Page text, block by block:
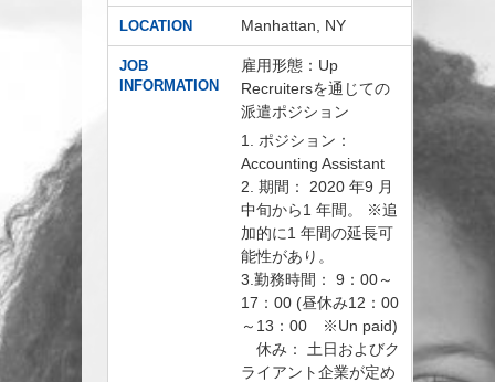
LOCATION Manhattan, NY
JOB
INFORMATION
雇用形態：Up
Recruitersを通じての
派遣ポジション
1. ポジション：
Accounting Assistant
2. 期間： 2020 年9 月
中旬から1 年間。 ※追
加的に1 年間の延長可
能性があり。
3.勤務時間： 9：00～
17：00 (昼休み12：00
～13：00 ※Un paid)
休み： 土日およびク
ライアント企業が定め